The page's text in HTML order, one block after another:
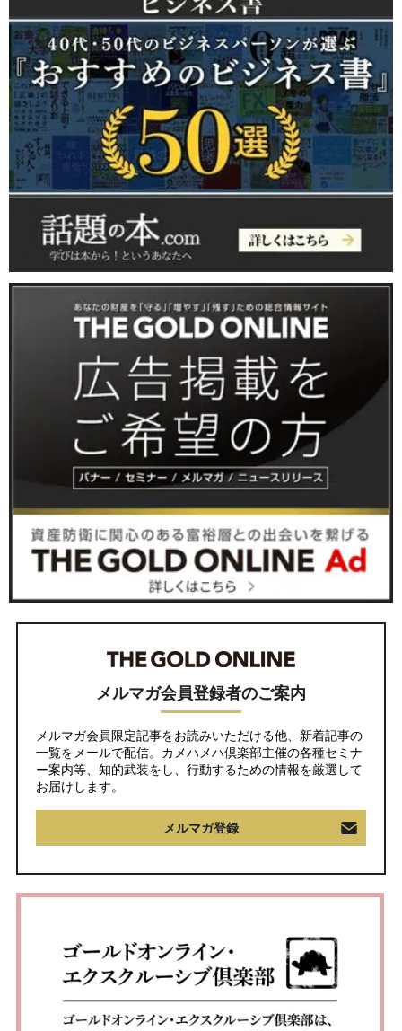
メルマガ会員登録者のご案内
メルマガ会員限定記事をお読みいただける他、新着記事の
一覧をメールで配信。カメハメハ倶楽部主催の各種セミナ
ー案内等、知的武装をし、行動するための情報を厳選して
お届けします。
メルマガ登録